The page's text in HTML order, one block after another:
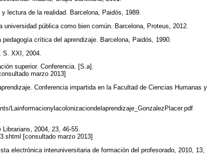
lectura de la realidad. Barcelona, Paidós, 1989.
pública como bien común. Barcelona, Proteus, 2012.
crítica del aprendizaje. Barcelona, Paidós, 1990.
S. XXI, 2004.
superior. Conferencia. [S.a].
marzo 2013]
Conferencia impartida en la Facultad de Ciencias Humanas y
Lainformacionylacolonizaciondelaprendizaje_GonzalezPlacer.pdf
2004, 23, 46-55.
[consultado marzo 2013]
electrónica interuniversitaria de formación del profesorado, 2010, 13,